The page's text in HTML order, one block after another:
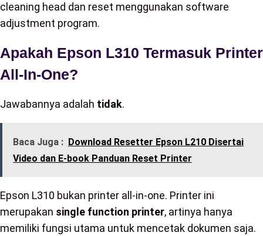
cleaning head dan reset menggunakan software
adjustment program.
Apakah Epson L310 Termasuk Printer
All-In-One?
Jawabannya adalah tidak.
Baca Juga : Download Resetter Epson L210 Disertai
Video dan E-book Panduan Reset Printer
Epson L310 bukan printer all-in-one. Printer ini
merupakan single function printer, artinya hanya
memiliki fungsi utama untuk mencetak dokumen saja.